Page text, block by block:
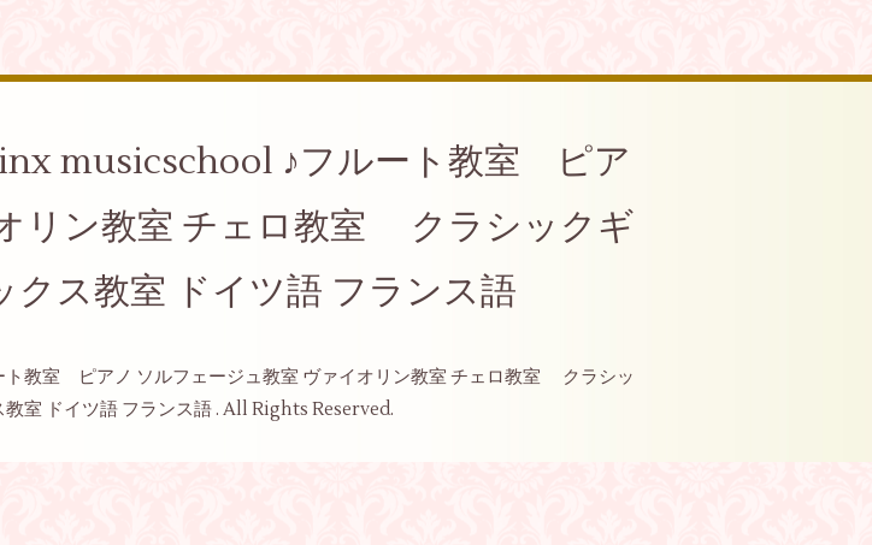
musicschool ♪フルート教室 ピア
リン教室 チェロ教室 クラシックギ
クス教室 ドイツ語 フランス語
教室 ピアノ ソルフェージュ教室 ヴァイオリン教室 チェロ教室 クラシッ
室 ドイツ語 フランス語 . All Rights Reserved.